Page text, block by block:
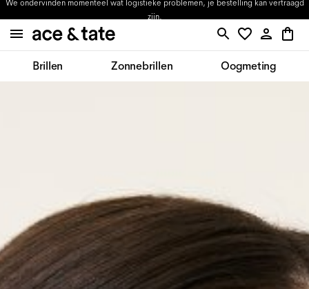
We ondervinden momenteel wat logistieke problemen, je bestelling kan vertraagd
zijn.
Brillen Zonnebrillen Oogmeting